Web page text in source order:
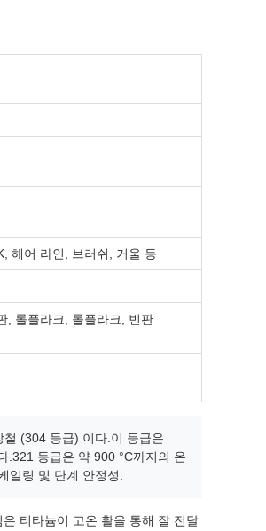
헤어 라인, 브러쉬, 거울 등
, 롤플라크, 롤플라크, 빈판
(304 등급) 이다.이 등급은
.321 등급은 약 900 °C까지의 온
일링 및 단계 안정성.
티타늄이 고온 활을 통해 잘 전달